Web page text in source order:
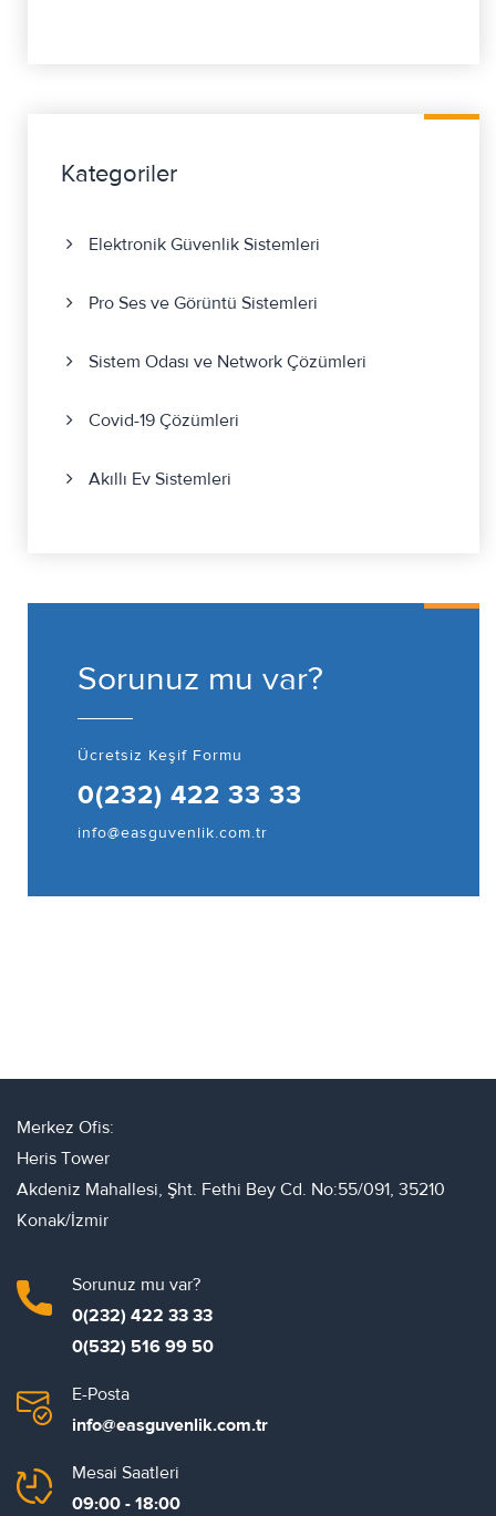
Kategoriler
Elektronik Güvenlik Sistemleri
Pro Ses ve Görüntü Sistemleri
Sistem Odası ve Network Çözümleri
Covid-19 Çözümleri
Akıllı Ev Sistemleri
Sorunuz mu var?
Ücretsiz Keşif Formu
0(232) 422 33 33
info@easguvenlik.com.tr
Merkez Ofis:
Heris Tower
Akdeniz Mahallesi, Şht. Fethi Bey Cd. No:55/091, 35210
Konak/İzmir
Sorunuz mu var?
0(232) 422 33 33
0(532) 516 99 50
E-Posta
info@easguvenlik.com.tr
Mesai Saatleri
09:00 - 18:00